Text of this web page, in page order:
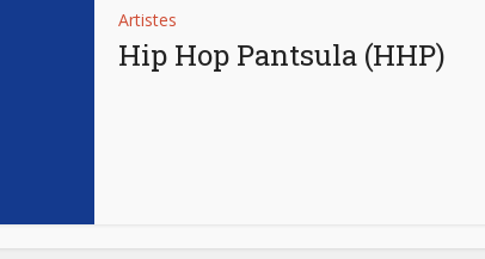
Artistes
Hip Hop Pantsula (HHP)